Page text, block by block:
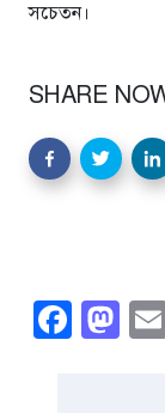
সচেতন।
SHARE